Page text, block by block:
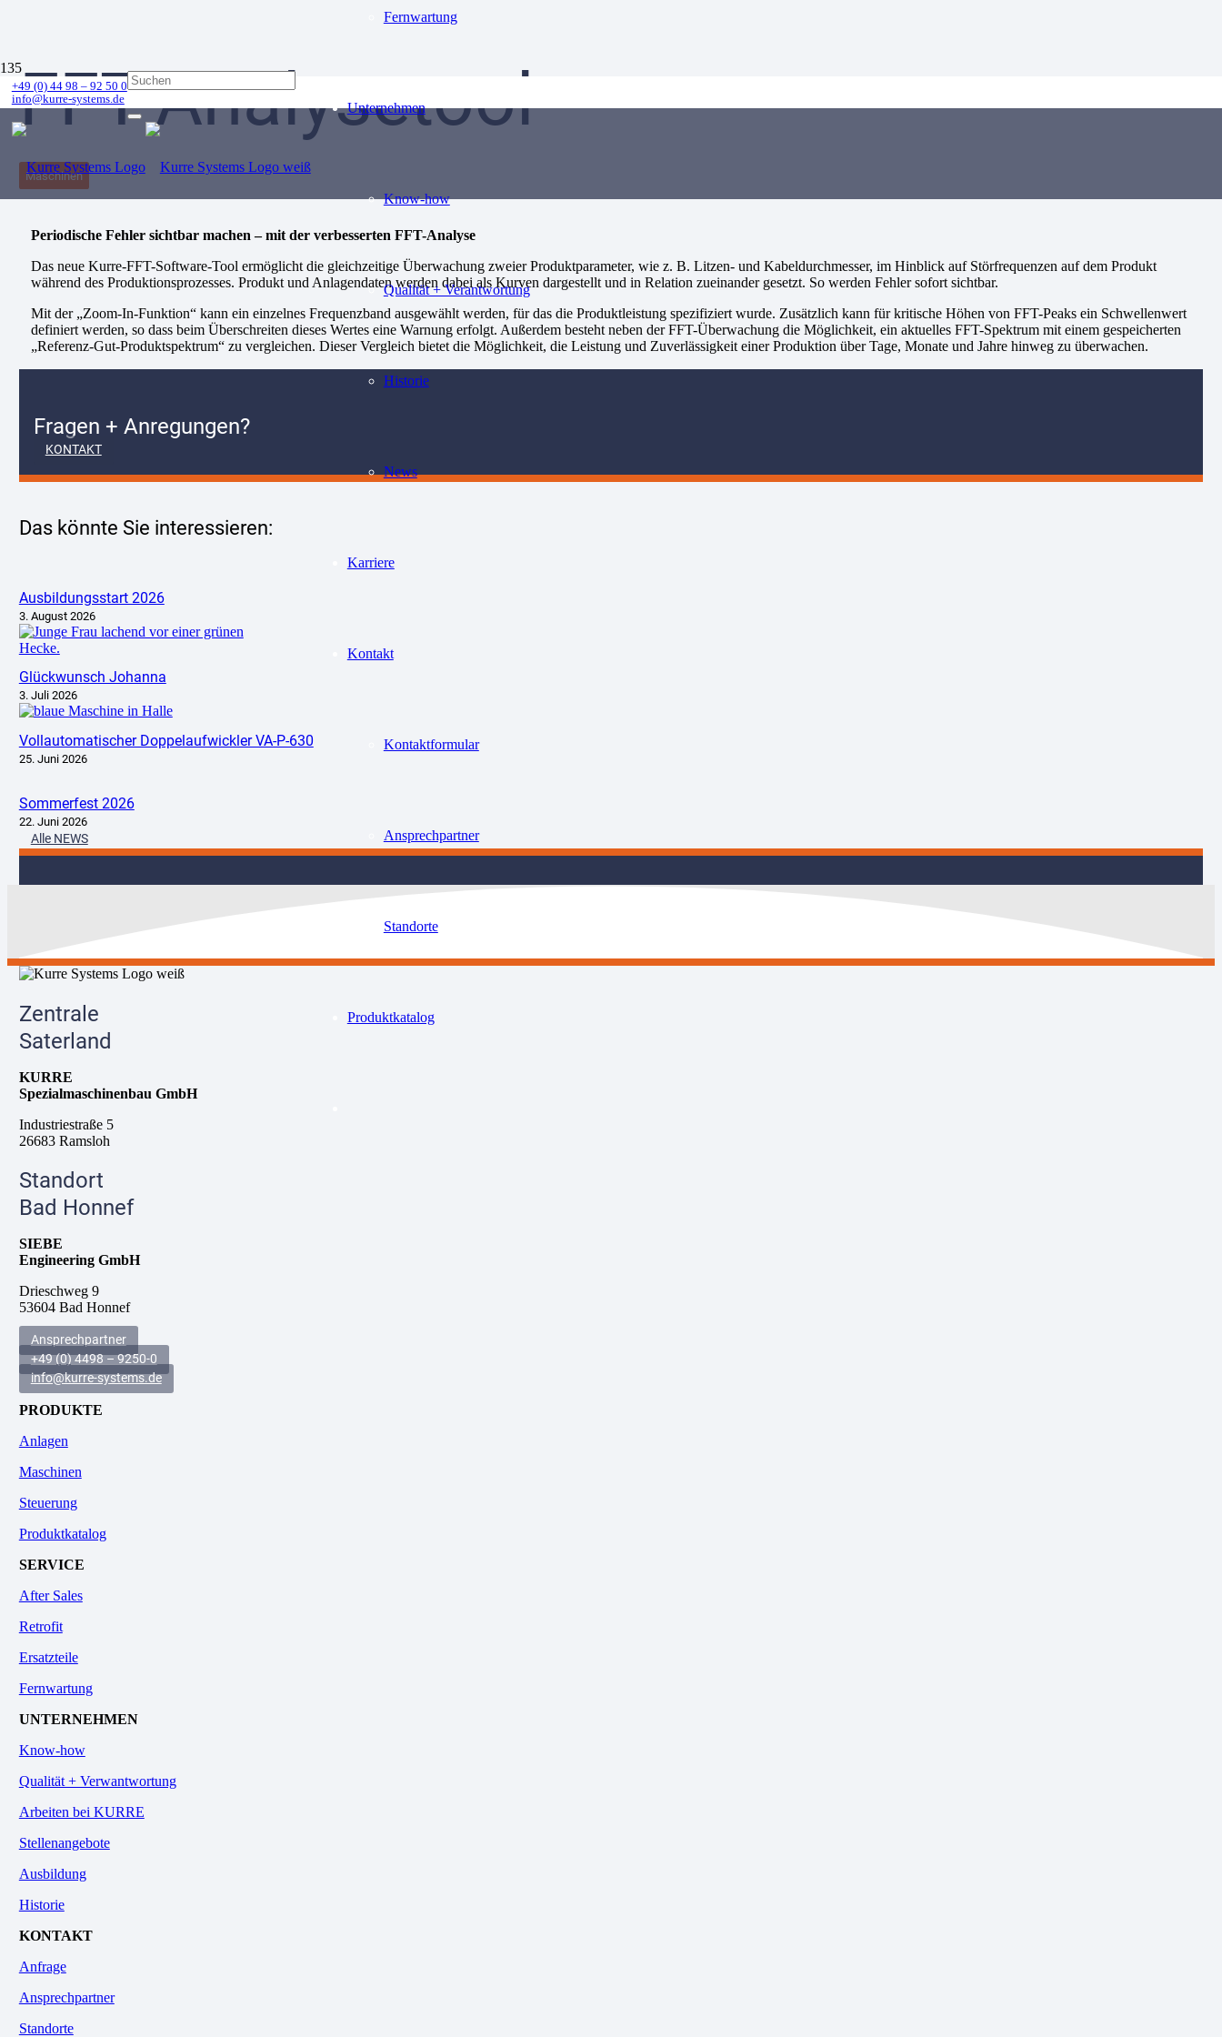
+49 (0) 44 98 – 92 50 0
info@kurre-systems.de
Fernwartung
Unternehmen
Know-how
Qualität + Verantwortung
Historie
News
Karriere
Kontakt
Kontaktformular
Ansprechpartner
Standorte
Produktkatalog
FFT-Analysetool
Maschinen
Periodische Fehler sichtbar machen – mit der verbesserten FFT-Analyse
Das neue Kurre-FFT-Software-Tool ermöglicht die gleichzeitige Überwachung zweier Produktparameter, wie z. B. Litzen- und Kabeldurchmesser, im Hinblick auf Störfrequenzen auf dem Produkt
während des Produktionsprozesses. Produkt und Anlagendaten werden dabei als Kurven dargestellt und in Relation zueinander gesetzt. So werden Fehler sofort sichtbar.
Mit der „Zoom-In-Funktion“ kann ein einzelnes Frequenzband ausgewählt werden, für das die Produktleistung spezifiziert wurde. Zusätzlich kann für kritische Höhen von FFT-Peaks ein Schwellenwert
definiert werden, so dass beim Überschreiten dieses Wertes eine Warnung erfolgt. Außerdem besteht neben der FFT-Überwachung die Möglichkeit, ein aktuelles FFT-Spektrum mit einem gespeicherten
„Referenz-Gut-Produktspektrum“ zu vergleichen. Dieser Vergleich bietet die Möglichkeit, die Leistung und Zuverlässigkeit einer Produktion über Tage, Monate und Jahre hinweg zu überwachen.
Fragen + Anregungen?
KONTAKT
Das könnte Sie interessieren:
Ausbildungsstart 2026
3. August 2026
Glückwunsch Johanna
3. Juli 2026
Vollautomatischer Doppelaufwickler VA-P-630
25. Juni 2026
Sommerfest 2026
22. Juni 2026
Alle NEWS
Zentrale
Saterland
KURRE
Spezialmaschinenbau GmbH
Industriestraße 5
26683 Ramsloh
Standort
Bad Honnef
SIEBE
Engineering GmbH
Drieschweg 9
53604 Bad Honnef
Ansprechpartner
+49 (0) 4498 – 9250-0
info@kurre-systems.de
PRODUKTE
Anlagen
Maschinen
Steuerung
Produktkatalog
SERVICE
After Sales
Retrofit
Ersatzteile
Fernwartung
UNTERNEHMEN
Know-how
Qualität + Verwantwortung
Arbeiten bei KURRE
Stellenangebote
Ausbildung
Historie
KONTAKT
Anfrage
Ansprechpartner
Standorte